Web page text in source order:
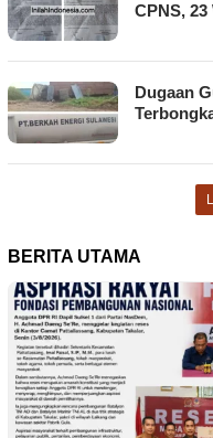
CPNS,
Dugaan
BERITA UTAMA